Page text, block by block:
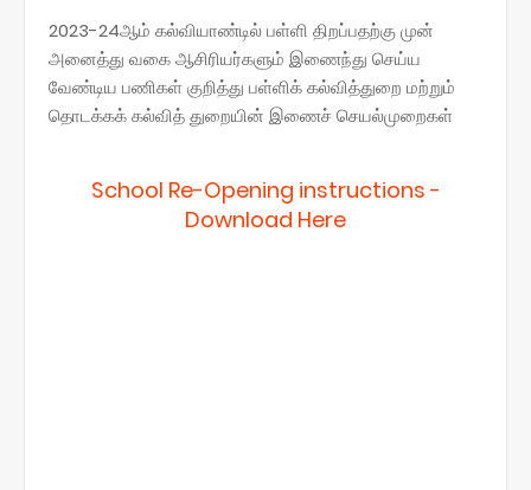
2023-24ஆம் கல்வியாண்டில் பள்ளி திறப்பதற்கு முன்
அனைத்து வகை ஆசிரியர்களும் இணைந்து செய்ய
வேண்டிய பணிகள் குறித்து பள்ளிக் கல்வித்துறை மற்றும்
தொடக்கக் கல்வித் துறையின் இணைச் செயல்முறைகள்
School Re-Opening instructions -
Download Here